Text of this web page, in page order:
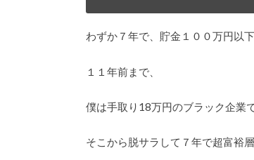
わずか７年で、貯金１００万円以
１１年前まで、
僕は手取り18万円のブラック企業
そこから脱サラして７年で超富裕